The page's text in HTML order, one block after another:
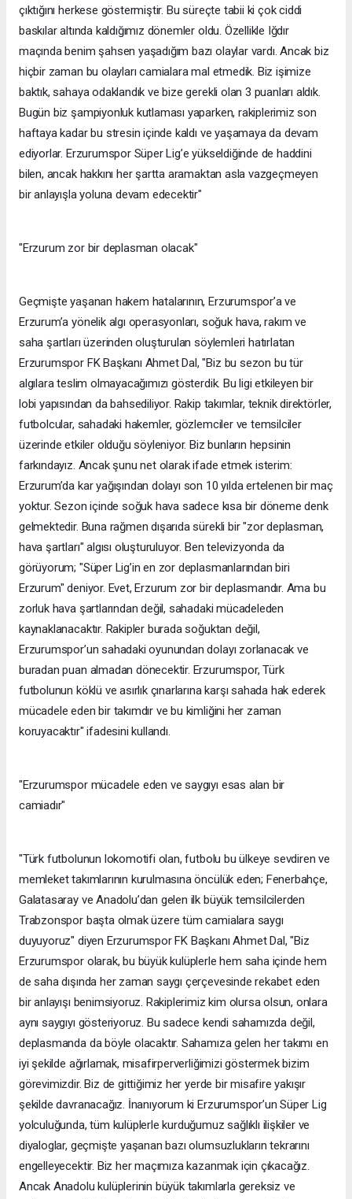
çıktığını herkese göstermiştir. Bu süreçte tabii ki çok ciddi
baskılar altında kaldığımız dönemler oldu. Özellikle Iğdır
maçında benim şahsen yaşadığım bazı olaylar vardı. Ancak biz
hiçbir zaman bu olayları camialara mal etmedik. Biz işimize
baktık, sahaya odaklandık ve bize gerekli olan 3 puanları aldık.
Bugün biz şampiyonluk kutlaması yaparken, rakiplerimiz son
haftaya kadar bu stresin içinde kaldı ve yaşamaya da devam
ediyorlar. Erzurumspor Süper Lig’e yükseldiğinde de haddini
bilen, ancak hakkını her şartta aramaktan asla vazgeçmeyen
bir anlayışla yoluna devam edecektir"
"Erzurum zor bir deplasman olacak"
Geçmişte yaşanan hakem hatalarının, Erzurumspor’a ve
Erzurum’a yönelik algı operasyonları, soğuk hava, rakım ve
saha şartları üzerinden oluşturulan söylemleri hatırlatan
Erzurumspor FK Başkanı Ahmet Dal, "Biz bu sezon bu tür
algılara teslim olmayacağımızı gösterdik. Bu ligi etkileyen bir
lobi yapısından da bahsediliyor. Rakip takımlar, teknik direktörler,
futbolcular, sahadaki hakemler, gözlemciler ve temsilciler
üzerinde etkiler olduğu söyleniyor. Biz bunların hepsinin
farkındayız. Ancak şunu net olarak ifade etmek isterim:
Erzurum’da kar yağışından dolayı son 10 yılda ertelenen bir maç
yoktur. Sezon içinde soğuk hava sadece kısa bir döneme denk
gelmektedir. Buna rağmen dışarıda sürekli bir "zor deplasman,
hava şartları" algısı oluşturuluyor. Ben televizyonda da
görüyorum; "Süper Lig’in en zor deplasmanlarından biri
Erzurum" deniyor. Evet, Erzurum zor bir deplasmandır. Ama bu
zorluk hava şartlarından değil, sahadaki mücadeleden
kaynaklanacaktır. Rakipler burada soğuktan değil,
Erzurumspor’un sahadaki oyunundan dolayı zorlanacak ve
buradan puan almadan dönecektir. Erzurumspor, Türk
futbolunun köklü ve asırlık çınarlarına karşı sahada hak ederek
mücadele eden bir takımdır ve bu kimliğini her zaman
koruyacaktır" ifadesini kullandı.
"Erzurumspor mücadele eden ve saygıyı esas alan bir
camiadır"
"Türk futbolunun lokomotifi olan, futbolu bu ülkeye sevdiren ve
memleket takımlarının kurulmasına öncülük eden; Fenerbahçe,
Galatasaray ve Anadolu’dan gelen ilk büyük temsilcilerden
Trabzonspor başta olmak üzere tüm camialara saygı
duyuyoruz" diyen Erzurumspor FK Başkanı Ahmet Dal, "Biz
Erzurumspor olarak, bu büyük kulüplerle hem saha içinde hem
de saha dışında her zaman saygı çerçevesinde rekabet eden
bir anlayışı benimsiyoruz. Rakiplerimiz kim olursa olsun, onlara
aynı saygıyı gösteriyoruz. Bu sadece kendi sahamızda değil,
deplasmanda da böyle olacaktır. Sahamıza gelen her takımı en
iyi şekilde ağırlamak, misafirperverliğimizi göstermek bizim
görevimizdir. Biz de gittiğimiz her yerde bir misafire yakışır
şekilde davranacağız. İnanıyorum ki Erzurumspor’un Süper Lig
yolculuğunda, tüm kulüplerle kurduğumuz sağlıklı ilişkiler ve
diyaloglar, geçmişte yaşanan bazı olumsuzlukların tekrarını
engelleyecektir. Biz her maçımıza kazanmak için çıkacağız.
Ancak Anadolu kulüplerinin büyük takımlarla gereksiz ve